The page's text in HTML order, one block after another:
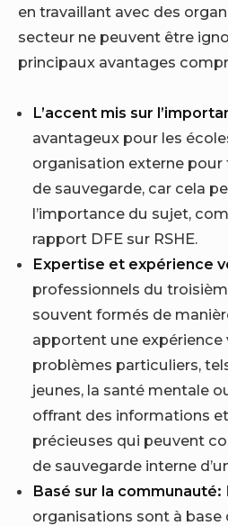
en travaillant avec des
secteur ne peuvent être
principaux avantages
L’accent mis sur
avantageux pour les
organisation externe
de sauvegarde, car cela
l’importance du sujet,
rapport DFE sur RSHE.
Expertise et expérience
professionnels du
souvent formés de
apportent une expérience
problèmes particuliers,
jeunes, la santé mentale
offrant des informations
précieuses qui peuvent
de sauvegarde interne
Basé sur la communauté:
organisations sont à